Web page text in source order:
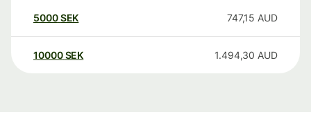
5000SEK 747,15 AUD
10000 SEK 1.494,30 AUD